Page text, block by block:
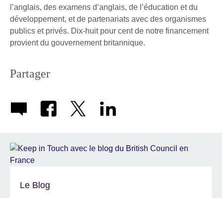
l’anglais, des examens d’anglais, de l’éducation et du
développement, et de partenariats avec des organismes
publics et privés. Dix-huit pour cent de notre financement
provient du gouvernement britannique.
Partager
Le Blog